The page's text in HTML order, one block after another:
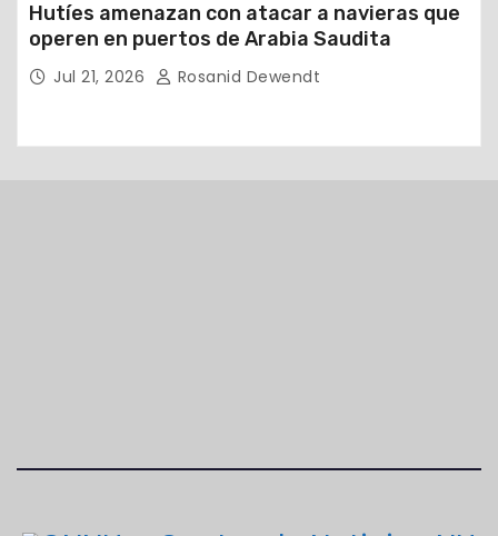
Hutíes amenazan con atacar a navieras que
operen en puertos de Arabia Saudita
Jul 21, 2026 Rosanid Dewendt